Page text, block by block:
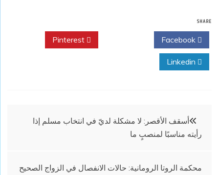
SHARE
تصفّح
المقالات
أسقف الأقصر: لا مشكلة لديّ في انتخاب مسلم إذا
رأيته مناسبًا لمنصبٍ ما
محكمة الروتا الرومانية: حالات الانفصال في الزواج الصحيح